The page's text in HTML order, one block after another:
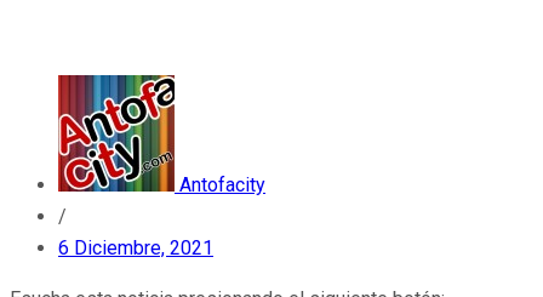
Antofacity
/
6 Diciembre, 2021